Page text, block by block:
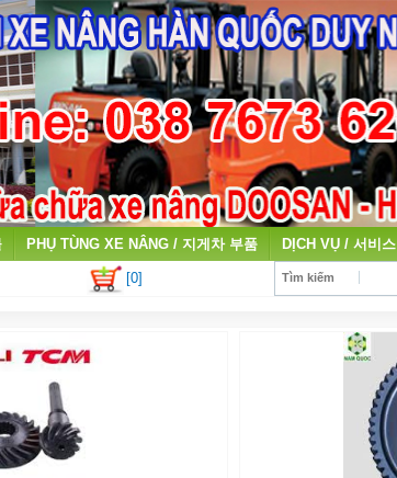
PHỤ TÙNG XE NÂNG / 지게차 부품 DỊCH VỤ / 서비스
[0] Tìm kiếm